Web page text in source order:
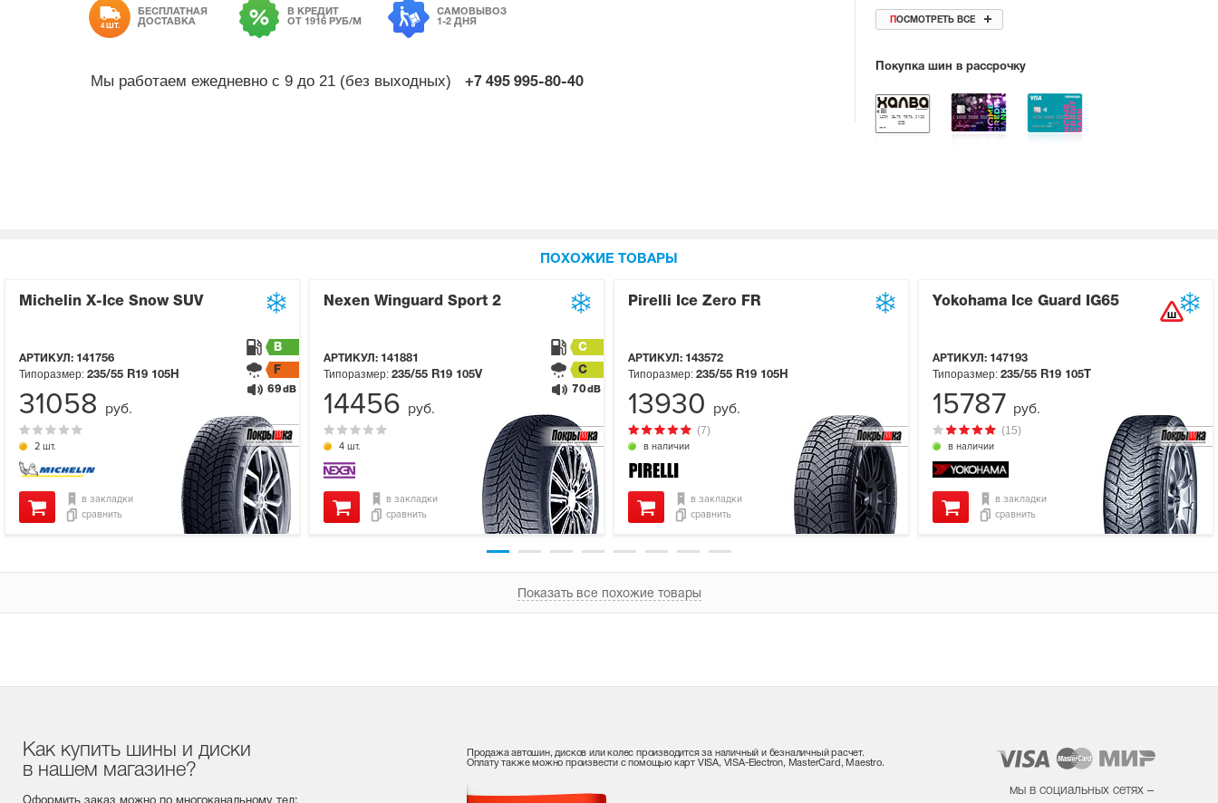
4 ШТ.
БЕСПЛАТНАЯ
ДОСТАВКА
В КРЕДИТ
ОТ 1916 РУБ/М
САМОВЫВОЗ
1-2 ДНЯ
Мы работаем ежедневно с 9 до 21 (без выходных) +7 495 995-80-40
ПОСМОТРЕТЬ ВСЕ
Покупка шин в рассрочку
ПОХОЖИЕ ТОВАРЫ
Michelin X-Ice Snow SUV
АРТИКУЛ: 141756
2 шт.
Типоразмер: 235/55 R19 105H
B
F
69 dB
в закладки
сравнить
31058 руб.
Nexen Winguard Sport 2
АРТИКУЛ: 141881
4 шт.
Типоразмер: 235/55 R19 105V
C
C
70 dB
в закладки
сравнить
14456 руб.
Pirelli Ice Zero FR
АРТИКУЛ: 143572
в наличии
(7)
Типоразмер: 235/55 R19 105H
в закладки
сравнить
13930 руб.
Yokohama Ice Guard IG65
АРТИКУЛ: 147193
в наличии
(15)
Типоразмер: 235/55 R19 105T
в закладки
сравнить
15787 руб.
Показать все похожие товары
Как купить шины и диски
в нашем магазине?
Продажа автошин, дисков или колес производится за наличный и безналичный расчет.
Оплату также можно произвести с помощью карт VISA, VISA-Electron, MasterCard, Maestro.
мы в социальных сетях –